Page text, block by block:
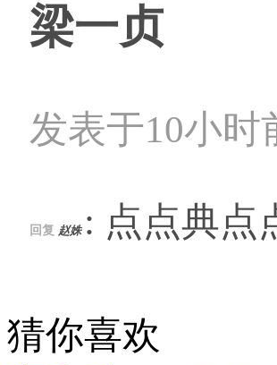
梁一贞
发表于10小时
回复 赵姝 : 点点典点
猜你喜欢